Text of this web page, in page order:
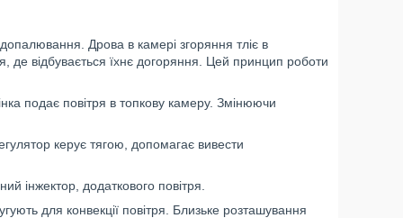
Дрова в камері згоряння тліє в
де відбувається їхнє догоряння. Цей принцип роботи
подає повітря в топкову камеру. Змінюючи
керує тягою, допомагає вивести
інжектор, додаткового повітря.
для конвекції повітря. Близьке розташування